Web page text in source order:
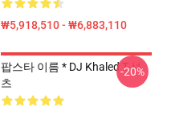
₩5,918,510 - ₩6,883,110
팝스타 이름 * DJ Khaled T-셔
츠
-20%